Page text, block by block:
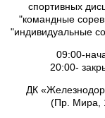
спортивных
"командные
"индивидуальные
09:00-
20:00-
ДК
(Пр. Мира,